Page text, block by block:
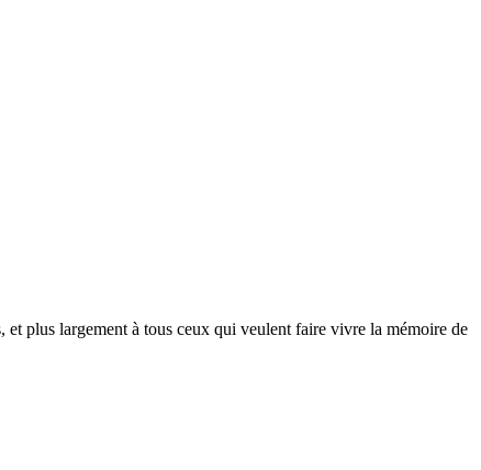
plus largement à tous ceux qui veulent faire vivre la mémoire de